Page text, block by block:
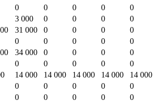
0 0 0 0 0
3 000 0 0 0 0
31 000 0 0 0 0
0 0 0 0 0
34 000 0 0 0 0
0 0 0 0 0
14 000 14 000 14 000 14 000 14 000
0 0 0 0 0
0 0 0 0 0